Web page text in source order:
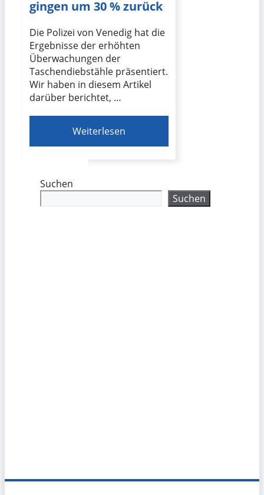
gingen um 30 % zurück
Die Polizei von Venedig hat die
Ergebnisse der erhöhten
Überwachungen der
Taschendiebstähle präsentiert.
Wir haben in diesem Artikel
darüber berichtet, …
Weiterlesen
Suchen
Suchen